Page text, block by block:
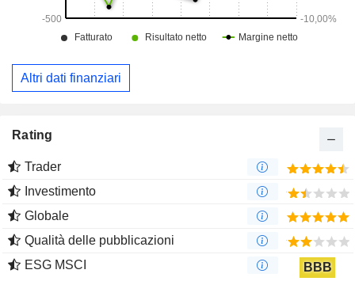
Altri dati finanziari
Rating
Trader
Investimento
Globale
Qualità delle pubblicazioni
ESG MSCI
BBB